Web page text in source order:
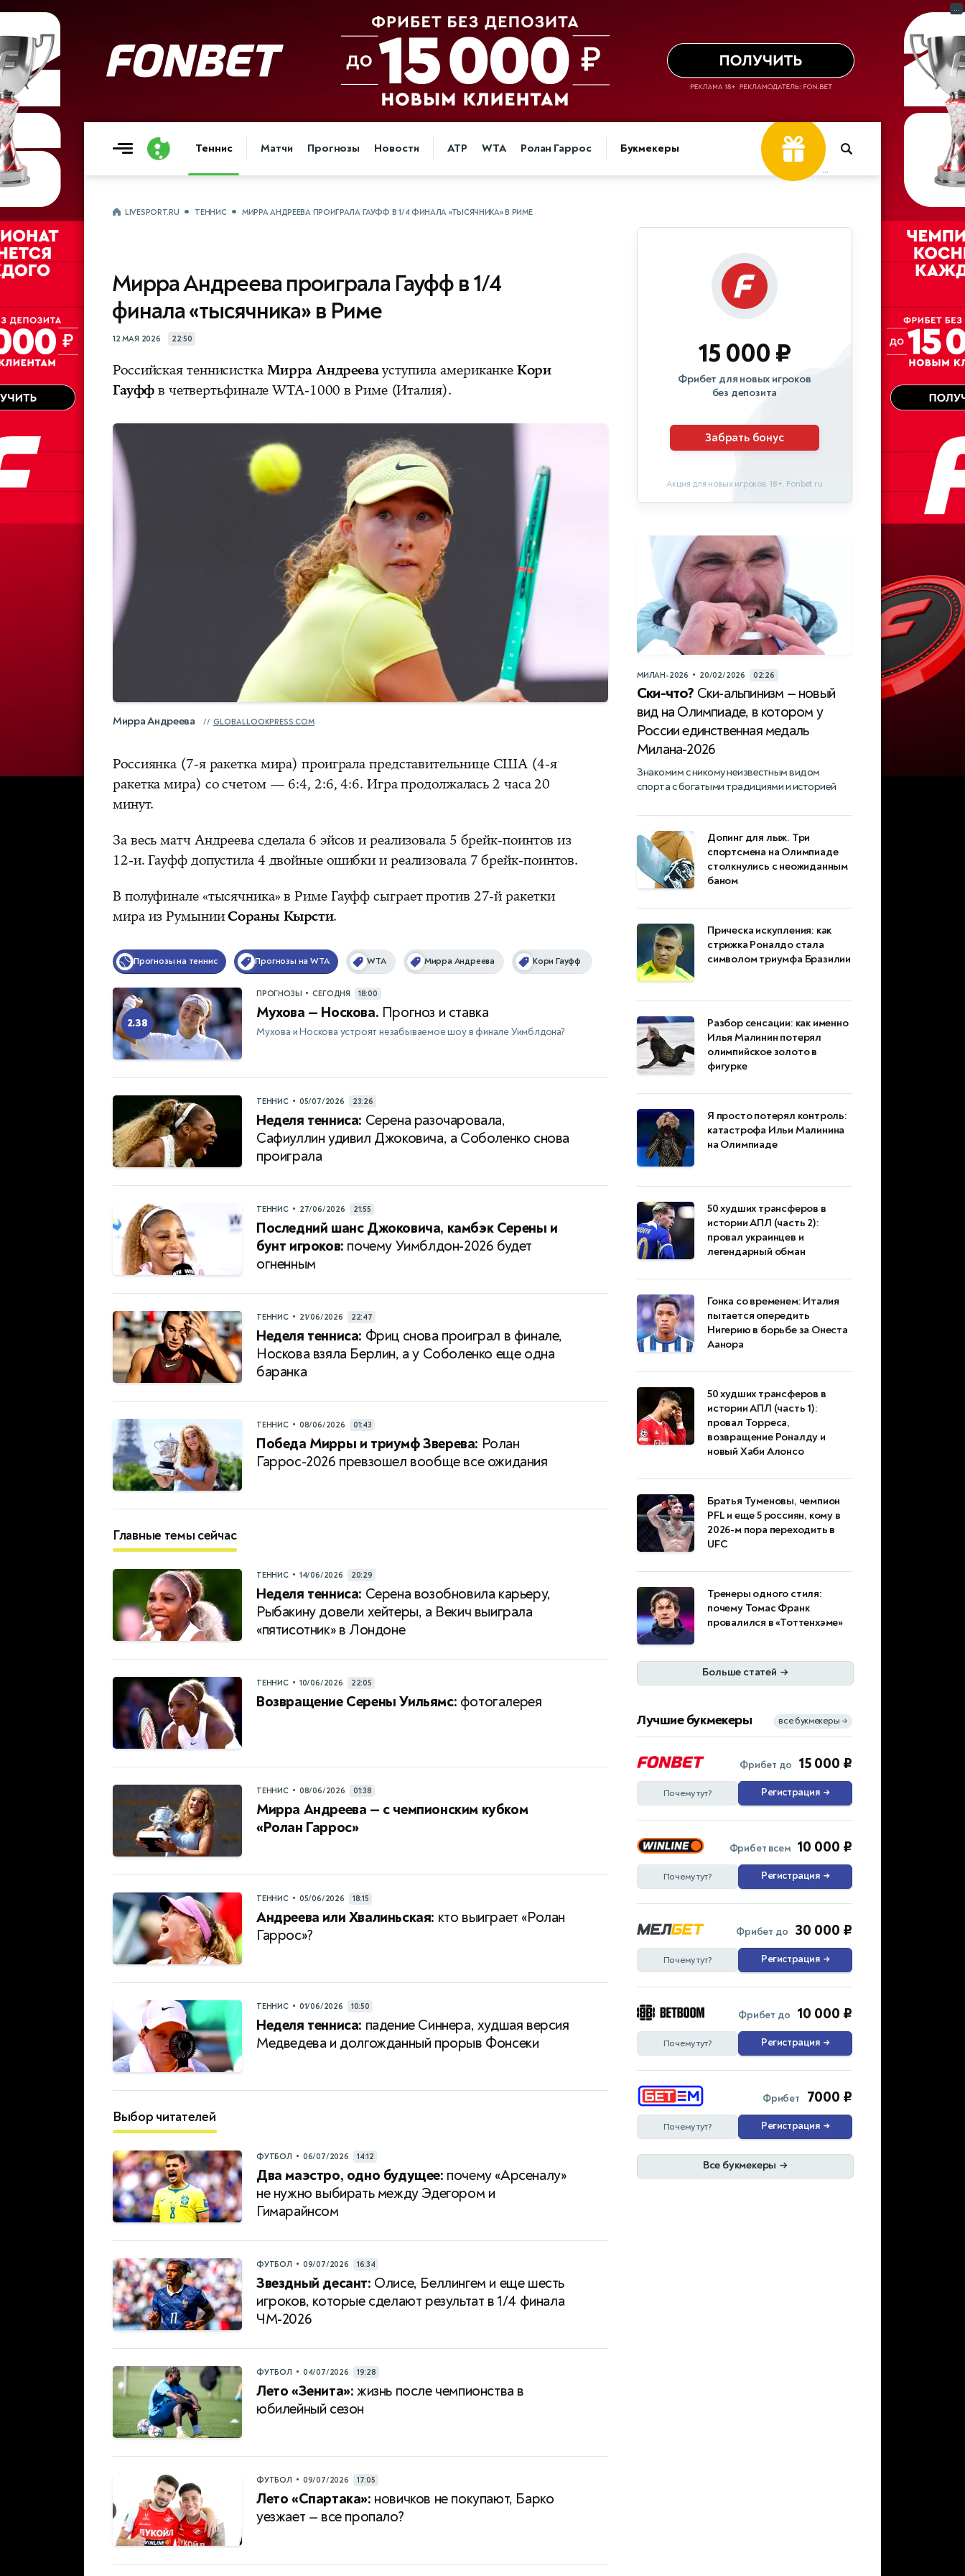
Теннис Матчи Прогнозы Новости ATP WTA Ролан Гаррос Букмекеры
...
LIVESPORT.RU ТЕННИС МИРРА АНДРЕЕВА ПРОИГРАЛА ГАУФФ В 1/4 ФИНАЛА «ТЫСЯЧНИКА» В РИМЕ
Мирра Андреева проиграла Гауфф в 1/4
финала «тысячника» в Риме
12 МАЯ 2026 22:50
Российская теннисисткаМирра Андреевауступила американкеКори
Гауффв четвертьфинале WTA-1000 в Риме (Италия).
Мирра Андреева GLOBALLOOKPRESS.COM
Россиянка (7-я ракетка мира) проиграла представительнице США (4-я
ракетка мира) со счетом — 6:4, 2:6, 4:6. Игра продолжалась 2 часа 20
минут.
За весь матч Андреева сделала 6 эйсов и реализовала 5 брейк-поинтов из
12-и. Гауфф допустила 4 двойные ошибки и реализовала 7 брейк-поинтов.
В полуфинале «тысячника» в Риме Гауфф сыграет против 27-й ракетки
мира из РумынииСораны Кырсти.
Прогнозы на теннис Прогнозы на WTA WTA Мирра Андреева Кори Гауфф
2.38
ПРОГНОЗЫ • СЕГОДНЯ 18:00
Мухова — Носкова. Прогноз и ставка
Мухова и Носкова устроят незабываемое шоу в финале Уимблдона?
ТЕННИС • 05/07/2026 23:26
Неделя тенниса: Серена разочаровала,
Сафиуллин удивил Джоковича, а Соболенко снова
проиграла
ТЕННИС • 27/06/2026 21:55
Последний шанс Джоковича, камбэк Серены и
бунт игроков: почему Уимблдон-2026 будет
огненным
ТЕННИС • 21/06/2026 22:47
Неделя тенниса: Фриц снова проиграл в финале,
Носкова взяла Берлин, а у Соболенко еще одна
баранка
ТЕННИС • 08/06/2026 01:43
Победа Мирры и триумф Зверева: Ролан
Гаррос-2026 превзошел вообще все ожидания
Главные темы сейчас
ТЕННИС • 14/06/2026 20:29
Неделя тенниса: Серена возобновила карьеру,
Рыбакину довели хейтеры, а Векич выиграла
«пятисотник» в Лондоне
ТЕННИС • 10/06/2026 22:05
Возвращение Серены Уильямс: фотогалерея
ТЕННИС • 08/06/2026 01:38
Мирра Андреева — с чемпионским кубком
«Ролан Гаррос»
ТЕННИС • 05/06/2026 18:15
Андреева или Хвалиньская: кто выиграет «Ролан
Гаррос»?
ТЕННИС • 01/06/2026 10:50
Неделя тенниса: падение Синнера, худшая версия
Медведева и долгожданный прорыв Фонсеки
Выбор читателей
ФУТБОЛ • 06/07/2026 14:12
Два маэстро, одно будущее: почему «Арсеналу»
не нужно выбирать между Эдегором и
Гимарайнсом
ФУТБОЛ • 09/07/2026 16:34
Звездный десант: Олисе, Беллингем и еще шесть
игроков, которые сделают результат в 1/4 финала
ЧМ-2026
ФУТБОЛ • 04/07/2026 19:28
Лето «Зенита»: жизнь после чемпионства в
юбилейный сезон
ФУТБОЛ • 09/07/2026 17:05
Лето «Спартака»: новичков не покупают, Барко
уезжает — все пропало?
15 000 ₽
Фрибет для новых игроков
без депозита
Забрать бонус
Акция для новых игроков. 18+. Fonbet.ru
МИЛАН-2026 • 20/02/2026 02:26
Ски-что? Ски-альпинизм — новый
вид на Олимпиаде, в котором у
России единственная медаль
Милана-2026
Знакомим с никому неизвестным видом
спорта с богатыми традициями и историей
Допинг для лыж. Три
спортсмена на Олимпиаде
столкнулись с неожиданным
баном
Прическа искупления: как
стрижка Роналдо стала
символом триумфа Бразилии
Разбор сенсации: как именно
Илья Малинин потерял
олимпийское золото в
фигурке
Я просто потерял контроль:
катастрофа Ильи Малинина
на Олимпиаде
50 худших трансферов в
истории АПЛ (часть 2):
провал украинцев и
легендарный обман
Гонка со временем: Италия
пытается опередить
Нигерию в борьбе за Онеста
Аанора
50 худших трансферов в
истории АПЛ (часть 1):
провал Торреса,
возвращение Роналду и
новый Хаби Алонсо
Братья Туменовы, чемпион
PFL и еще 5 россиян, кому в
2026-м пора переходить в
UFC
Тренеры одного стиля:
почему Томас Франк
провалился в «Тоттенхэме»
Больше статей →
Лучшие букмекеры все букмекеры →
Фрибет до 15 000 ₽
Почему тут? Регистрация →
Фрибет всем 10 000 ₽
Почему тут? Регистрация →
Фрибет до 30 000 ₽
Почему тут? Регистрация →
Фрибет до 10 000 ₽
Почему тут? Регистрация →
Фрибет 7000 ₽
Почему тут? Регистрация →
Все букмекеры →
...